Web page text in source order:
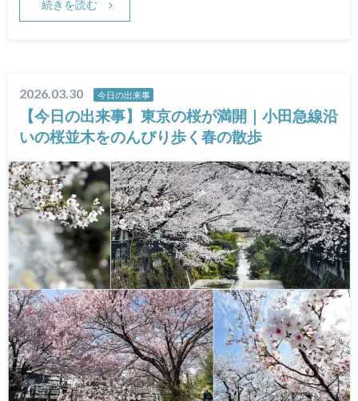
続きを読む
2026.03.30 今日の出来事
【今日の出来事】東京の桜が満開｜小田急線沿
いの桜並木をのんびり歩く春の散歩